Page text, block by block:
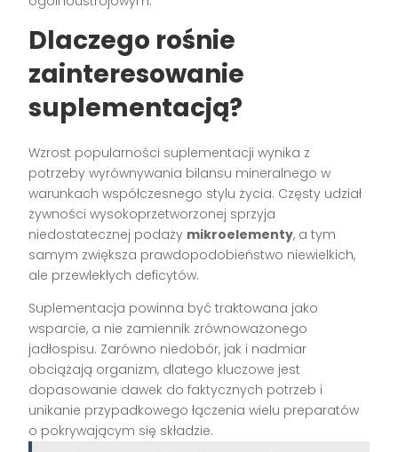
Dlaczego rośnie
zainteresowanie
suplementacją?
Wzrost popularności suplementacji wynika z
potrzeby wyrównywania bilansu mineralnego w
warunkach współczesnego stylu życia. Częsty udział
żywności wysokoprzetworzonej sprzyja
niedostatecznej podaży mikroelementy, a tym
samym zwiększa prawdopodobieństwo niewielkich,
ale przewlekłych deficytów.
Suplementacja powinna być traktowana jako
wsparcie, a nie zamiennik zrównoważonego
jadłospisu. Zarówno niedobór, jak i nadmiar
obciążają organizm, dlatego kluczowe jest
dopasowanie dawek do faktycznych potrzeb i
unikanie przypadkowego łączenia wielu preparatów
o pokrywającym się składzie.